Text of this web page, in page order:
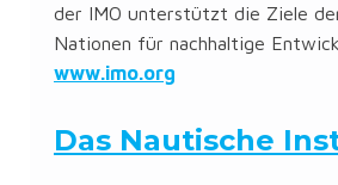
der IMO unterstützt die Ziele
Nationen für nachhaltige
www.imo.org
Das Nautische